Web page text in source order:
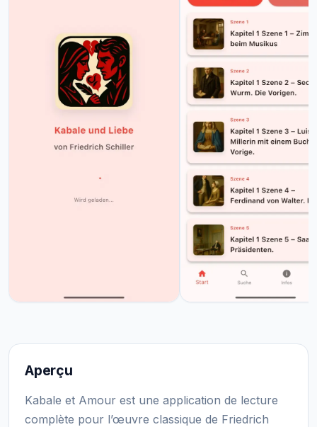
Aperçu
Kabale et Amour est une application de lecture
complète pour l’œuvre classique de Friedrich